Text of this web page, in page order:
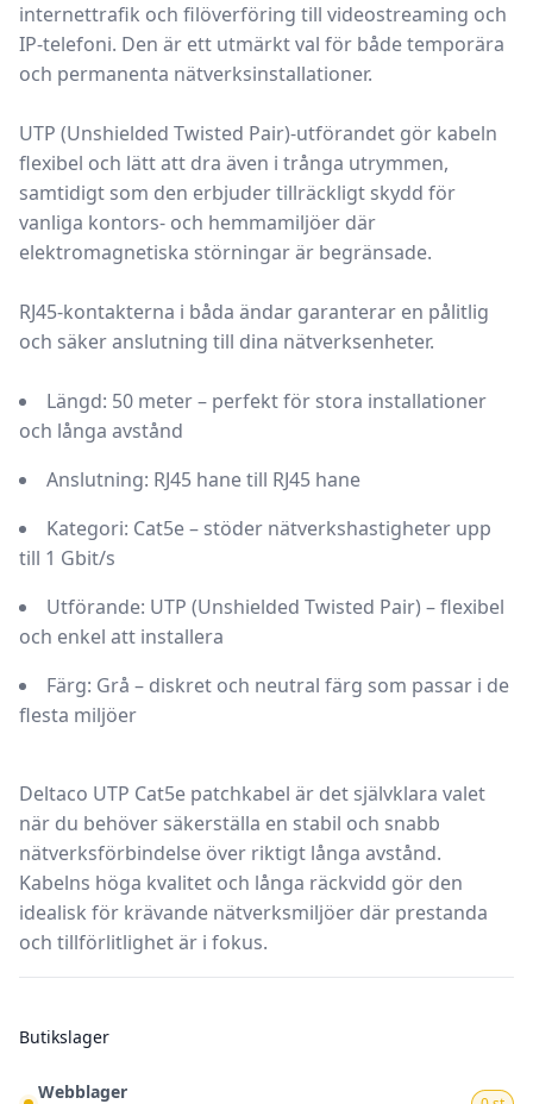
internettrafik och filöverföring till videostreaming och
IP-telefoni. Den är ett utmärkt val för både temporära
och permanenta nätverksinstallationer.
UTP (Unshielded Twisted Pair)-utförandet gör kabeln
flexibel och lätt att dra även i trånga utrymmen,
samtidigt som den erbjuder tillräckligt skydd för
vanliga kontors- och hemmamiljöer där
elektromagnetiska störningar är begränsade.
RJ45-kontakterna i båda ändar garanterar en pålitlig
och säker anslutning till dina nätverksenheter.
Längd: 50 meter – perfekt för stora installationer
och långa avstånd
Anslutning: RJ45 hane till RJ45 hane
Kategori: Cat5e – stöder nätverkshastigheter upp
till 1 Gbit/s
Utförande: UTP (Unshielded Twisted Pair) – flexibel
och enkel att installera
Färg: Grå – diskret och neutral färg som passar i de
flesta miljöer
Deltaco UTP Cat5e patchkabel är det självklara valet
när du behöver säkerställa en stabil och snabb
nätverksförbindelse över riktigt långa avstånd.
Kabelns höga kvalitet och långa räckvidd gör den
idealisk för krävande nätverksmiljöer där prestanda
och tillförlitlighet är i fokus.
Butikslager
Webblager